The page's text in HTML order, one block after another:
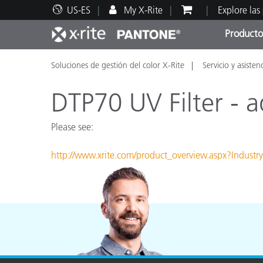
US-ES My X-Rite Explore
Principales productos
Impresión y Empaques
Automotriz
Soporte técnico
Recursos educativos
Soluciones de gestión del color X-Rite Servicio y
DTP70 UV Filter -
Please see:
http://www.xrite.com/